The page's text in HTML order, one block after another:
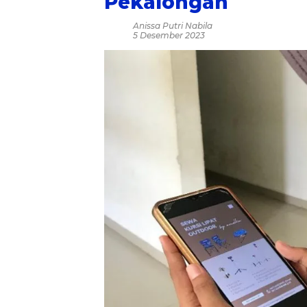
Anissa Putri Nabila
5 Desember 2023